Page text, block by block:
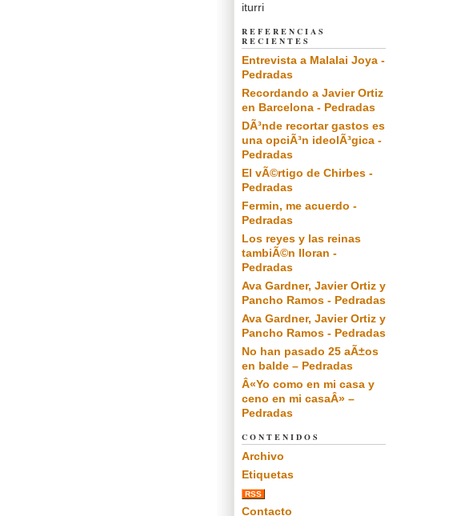
iturri
REFERENCIAS
RECIENTES
Entrevista a Malalai Joya -
Pedradas
Recordando a Javier Ortiz
en Barcelona - Pedradas
DÃ³nde recortar gastos es
una opciÃ³n ideolÃ³gica -
Pedradas
El vÃ©rtigo de Chirbes -
Pedradas
Fermin, me acuerdo -
Pedradas
Los reyes y las reinas
tambiÃ©n lloran -
Pedradas
Ava Gardner, Javier Ortiz y
Pancho Ramos - Pedradas
Ava Gardner, Javier Ortiz y
Pancho Ramos - Pedradas
No han pasado 25 aÃ±os
en balde – Pedradas
Â«Yo como en mi casa y
ceno en mi casaÂ» –
Pedradas
CONTENIDOS
Archivo
Etiquetas
RSS
Contacto